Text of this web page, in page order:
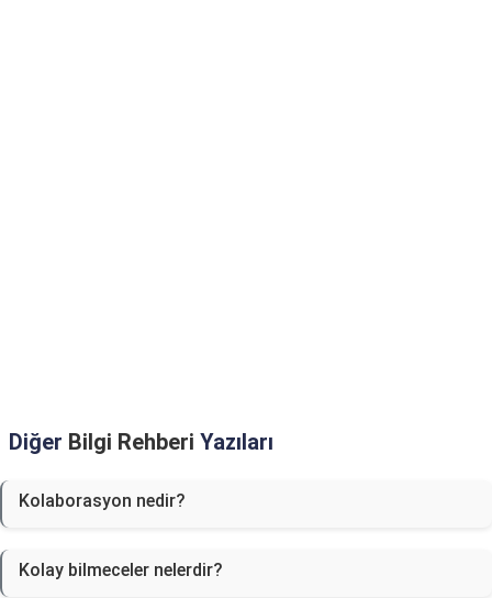
Diğer Bilgi Rehberi Yazıları
Kolaborasyon nedir?
Kolay bilmeceler nelerdir?